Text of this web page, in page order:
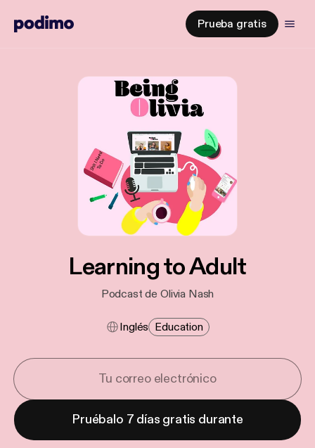
Prueba gratis
Learning to Adult
Podcast de Olivia Nash
Inglés Education
Pruébalo 7 días gratis durante